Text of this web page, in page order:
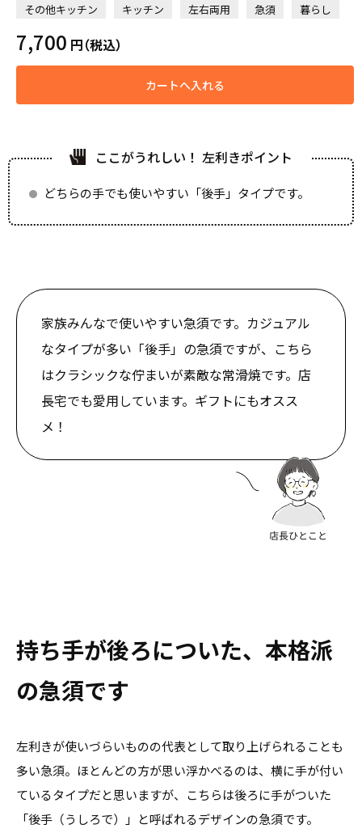
ここがうれしい！ 左利きポイント
どちらの手でも使いやすい「後手」タイプです。
家族みんなで使いやすい急須です。カジュアル
なタイプが多い「後手」の急須ですが、こちら
はクラシックな佇まいが素敵な常滑焼です。店
長宅でも愛用しています。ギフトにもオスス
メ！
持ち手が後ろについた、本格派
の急須です
左利きが使いづらいものの代表として取り上げられることも
多い急須。ほとんどの方が思い浮かべるのは、横に手が付い
ているタイプだと思いますが、こちらは後ろに手がついた
「後手（うしろで）」と呼ばれるデザインの急須です。
その他キッチン キッチン 左右両用 急須 暮らし
7,700 円（税込）
カートへ入れる